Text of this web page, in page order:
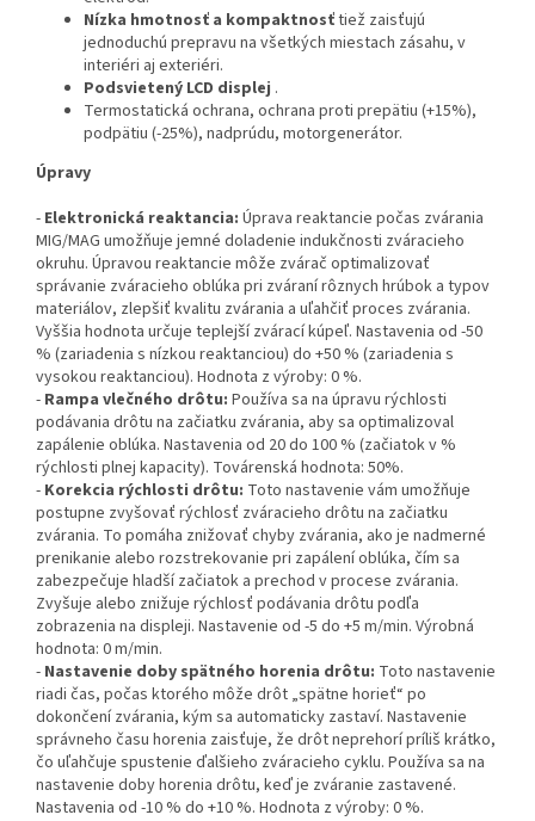
Nízka hmotnosť a kompaktnosťtiež zaisťujú
jednoduchú prepravu na všetkých miestach zásahu, v
interiéri aj exteriéri.
Podsvietený LCD displej .
Termostatická ochrana, ochrana proti prepätiu (+15%),
podpätiu (-25%), nadprúdu, motorgenerátor.
Úpravy
- Elektronická reaktancia: Úprava reaktancie počas zvárania
MIG/MAG umožňuje jemné doladenie indukčnosti zváracieho
okruhu. Úpravou reaktancie môže zvárač optimalizovať
správanie zváracieho oblúka pri zváraní rôznych hrúbok a typov
materiálov, zlepšiť kvalitu zvárania a uľahčiť proces zvárania.
Vyššia hodnota určuje teplejší zvárací kúpeľ. Nastavenia od -50
% (zariadenia s nízkou reaktanciou) do +50 % (zariadenia s
vysokou reaktanciou). Hodnota z výroby: 0 %.
- Rampa vlečného drôtu: Používa sa na úpravu rýchlosti
podávania drôtu na začiatku zvárania, aby sa optimalizoval
zapálenie oblúka. Nastavenia od 20 do 100 % (začiatok v %
rýchlosti plnej kapacity). Továrenská hodnota: 50%.
- Korekcia rýchlosti drôtu: Toto nastavenie vám umožňuje
postupne zvyšovať rýchlosť zváracieho drôtu na začiatku
zvárania. To pomáha znižovať chyby zvárania, ako je nadmerné
prenikanie alebo rozstrekovanie pri zapálení oblúka, čím sa
zabezpečuje hladší začiatok a prechod v procese zvárania.
Zvyšuje alebo znižuje rýchlosť podávania drôtu podľa
zobrazenia na displeji. Nastavenie od -5 do +5 m/min. Výrobná
hodnota: 0 m/min.
- Nastavenie doby spätného horenia drôtu: Toto nastavenie
riadi čas, počas ktorého môže drôt „spätne horieť“ po
dokončení zvárania, kým sa automaticky zastaví. Nastavenie
správneho času horenia zaisťuje, že drôt neprehorí príliš krátko,
čo uľahčuje spustenie ďalšieho zváracieho cyklu. Používa sa na
nastavenie doby horenia drôtu, keď je zváranie zastavené.
Nastavenia od -10 % do +10 %. Hodnota z výroby: 0 %.